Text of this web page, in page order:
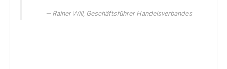
Rainer Will, Geschäftsführer Handelsverbandes